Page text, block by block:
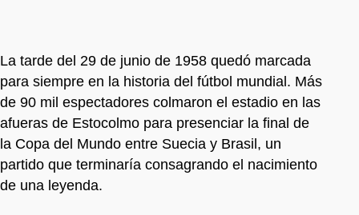
La tarde del 29 de junio de 1958 quedó marcada
para siempre en la historia del fútbol mundial. Más
de 90 mil espectadores colmaron el estadio en las
afueras de Estocolmo para presenciar la final de
la Copa del Mundo entre Suecia y Brasil, un
partido que terminaría consagrando el nacimiento
de una leyenda.